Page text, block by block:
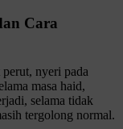
Cara
nyeri pada
masa haid,
selama tidak
tergolong normal.